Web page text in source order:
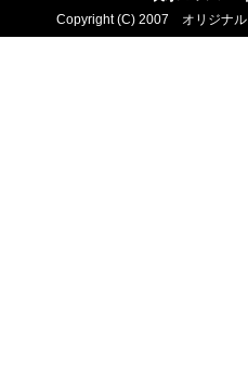
Copyright (C) 2007 オリジナ